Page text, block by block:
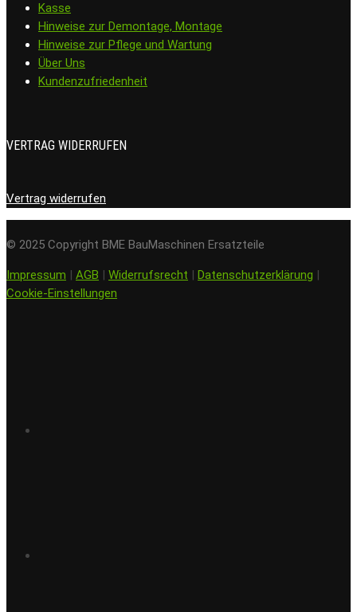
Kasse
Hinweise zur Demontage, Montage
Hinweise zur Pflege und Wartung
Über Uns
Kundenzufriedenheit
VERTRAG WIDERRUFEN
Vertrag widerrufen
© 2025 Copyright BME BauMaschinen Ersatzteile
Impressum | AGB | Widerrufsrecht | Datenschutzerklärung |
Cookie-Einstellungen